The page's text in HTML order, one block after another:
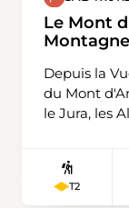
Höchstalden
Totegg
pont de
Le Mont
Depuis la
du Mont
le Jura, les
Montagne
destinés
T2